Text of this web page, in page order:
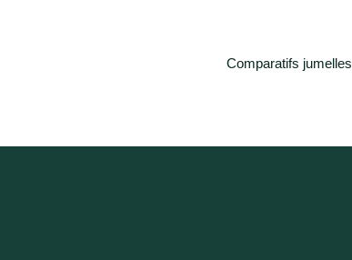
Comparatifs jumelles